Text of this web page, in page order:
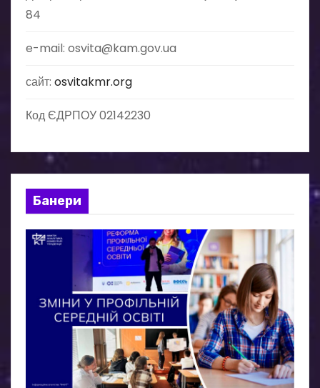
з
а
і
в
84
e-mail: osvita@kam.gov.ua
сайт: osvitakmr.org
Код ЄДРПОУ 02142230
Банери